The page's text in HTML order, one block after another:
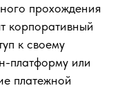
прохождения
корпоративный
к своему
платформу или
платежной